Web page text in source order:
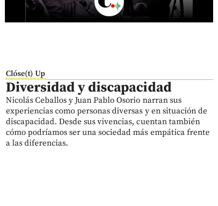
Clóse(t) Up
Diversidad y discapacidad
Nicolás Ceballos y Juan Pablo Osorio narran sus
experiencias como personas diversas y en situación de
discapacidad. Desde sus vivencias, cuentan también
cómo podríamos ser una sociedad más empática frente
a las diferencias.